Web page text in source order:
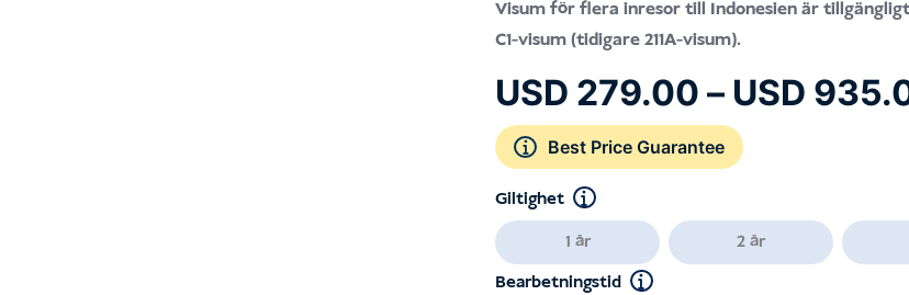
Visum för flera inresor till Indonesien är
C1-visum (tidigare 211A-visum).
USD 279.00 – USD
Best Price Guarantee
Giltighet
1 år
2 år
Bearbetningstid